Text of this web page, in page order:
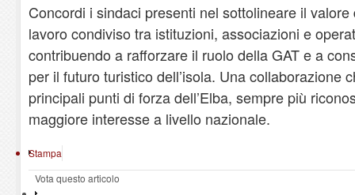
Concordi i sindaci presenti nel sottolineare il
lavoro condiviso tra istituzioni, associazioni e
contribuendo a rafforzare il ruolo della GAT e a
per il futuro turistico dell’isola. Una collaborazione
principali punti di forza dell’Elba, sempre più
maggiore interesse a livello nazionale.
Stampa
Vota questo articolo